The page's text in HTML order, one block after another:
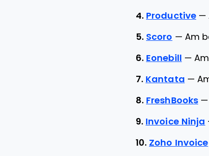
4. Productive —
5. Scoro — Am
6. Eonebill —
7. Kantata —
8. FreshBooks
9. Invoice Ninja
10. Zoho Invoice